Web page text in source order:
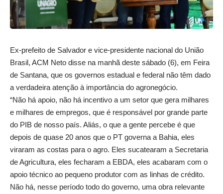
Ex-prefeito de Salvador e vice-presidente nacional do União
Brasil, ACM Neto disse na manhã deste sábado (6), em Feira
de Santana, que os governos estadual e federal não têm dado
a verdadeira atenção à importância do agronegócio.
“Não há apoio, não há incentivo a um setor que gera milhares
e milhares de empregos, que é responsável por grande parte
do PIB de nosso país. Aliás, o que a gente percebe é que
depois de quase 20 anos que o PT governa a Bahia, eles
viraram as costas para o agro. Eles sucatearam a Secretaria
de Agricultura, eles fecharam a EBDA, eles acabaram com o
apoio técnico ao pequeno produtor com as linhas de crédito.
Não há, nesse período todo do governo, uma obra relevante